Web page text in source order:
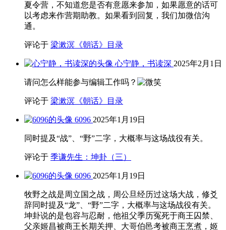
夏令营，不知道您是否有意愿来参加，如果愿意的话可
以考虑来作营期助教。如果看到回复，我们加微信沟
通。
评论于 梁漱溟《朝话》目录
心宁静，书读深 2025年2月1日
请问怎么样能参与编辑工作吗？
评论于 梁漱溟《朝话》目录
6096 2025年1月19日
同时提及“战”、“野”二字，大概率与这场战役有关。
评论于 季谦先生：坤卦（三）
6096 2025年1月19日
牧野之战是周立国之战，周公旦经历过这场大战，修爻
辞同时提及“龙”、“野”二字，大概率与这场战役有关。
坤卦说的是包容与忍耐，他祖父季历冤死于商王囚禁、
父亲姬昌被商王长期关押、大哥伯邑考被商王烹煮，姬